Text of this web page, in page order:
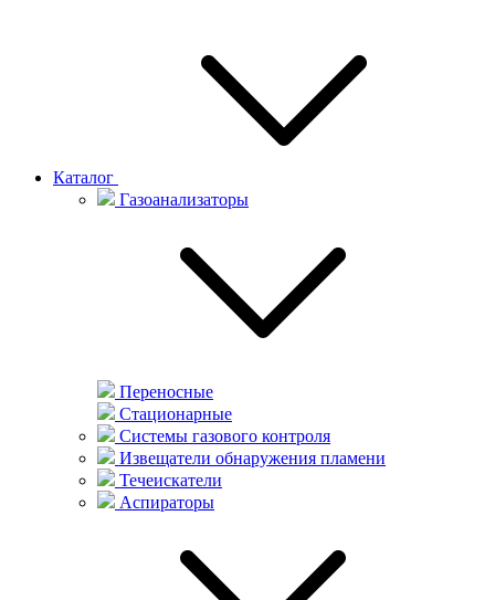
Каталог
Газоанализаторы
Переносные
Стационарные
Системы газового контроля
Извещатели обнаружения пламени
Течеискатели
Аспираторы